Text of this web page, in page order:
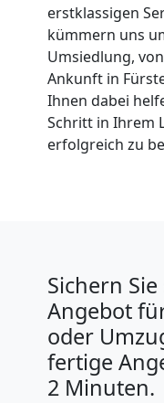
erstklassigen
kümmern uns
Umsiedlung,
Ankunft in
Ihnen dabei
Schritt in Ihrem
erfolgreich zu
Sichern
Angebot
oder
fertige
2 Minuten.